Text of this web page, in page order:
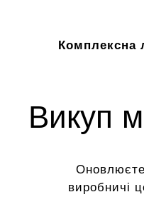
Комплексна
Викуп
Оновлюєте
виробничі